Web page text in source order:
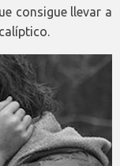
consigue llevar a